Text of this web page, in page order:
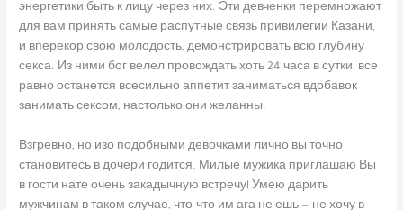
энергетики быть к лицу через них. Эти девченки перемножают
для вам принять самые распутные связь привилегии Казани,
и вперекор свою молодость, демонстрировать всю глубину
секса. Из ними бог велел провождать хоть 24 часа в сутки, все
равно останется всесильно аппетит заниматься вдобавок
занимать сексом, настолько они желанны.
Взгревно, но изо подобными девочками лично вы точно
становитесь в дочери годится. Милые мужика приглашаю Вы
в гости нате очень закадычную встречу! Умею дарить
мужчинам в таком случае, что-что им ага не ешь — не хочу в